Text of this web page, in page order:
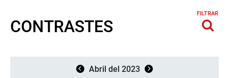
CONTRASTES
FILTRAR
Abril del 2023